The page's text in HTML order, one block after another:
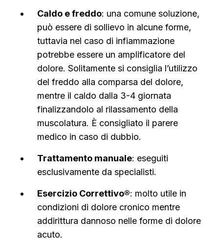
Caldo e freddo: una comune soluzione,
può essere di sollievo in alcune forme,
tuttavia nel caso di infiammazione
potrebbe essere un amplificatore del
dolore. Solitamente si consiglia l’utilizzo
del freddo alla comparsa del dolore,
mentre il caldo dalla 3-4 giornata
finalizzandolo al rilassamento della
muscolatura. È consigliato il parere
medico in caso di dubbio.
Trattamento manuale: eseguiti
esclusivamente da specialisti.
Esercizio Correttivo®: molto utile in
condizioni di dolore cronico mentre
addirittura dannoso nelle forme di dolore
acuto.